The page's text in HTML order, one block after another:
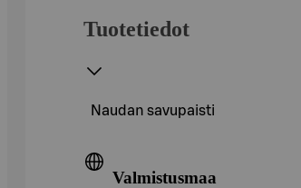
Tuotetiedot
Naudan savupaisti
Valmistusmaa